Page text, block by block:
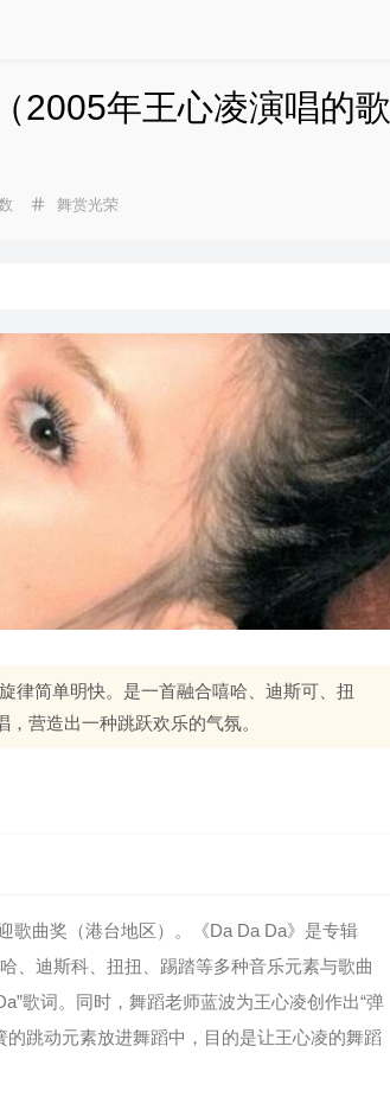
2005年王心凌演唱的歌
分
舞赏光荣
律简单明快。是一首融合嘻哈、迪斯可、扭
营造出一种跳跃欢乐的气氛。
歌曲奖（港台地区）。《Da Da Da》是专辑
、迪斯科、扭扭、踢踏等多种音乐元素与歌曲
歌词。同时，舞蹈老师蓝波为王心凌创作出“弹
的跳动元素放进舞蹈中，目的是让王心凌的舞蹈